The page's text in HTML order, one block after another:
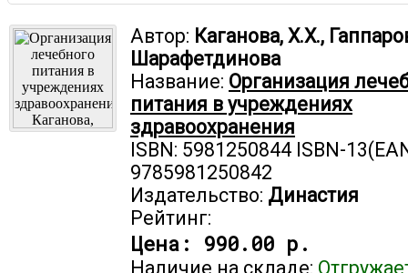
Автор: Каганова, Х.Х.,
Шарафетдинова
Название: Организация
питания в учреждениях
здравоохранения
ISBN: 5981250844 ISBN-
9785981250842
Издательство: Династия
Рейтинг:
Цена: 990.00 р.
Наличие на складе: